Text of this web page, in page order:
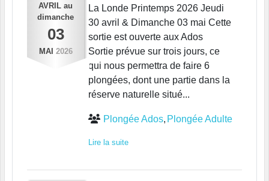
AVRIL au
dimanche
03
MAI 2026
La Londe Printemps 2026 Jeudi
30 avril & Dimanche 03 mai Cette
sortie est ouverte aux Ados
Sortie prévue sur trois jours, ce
qui nous permettra de faire 6
plongées, dont une partie dans la
réserve naturelle situé...
Plongée Ados Plongée Adulte
Lire la suite